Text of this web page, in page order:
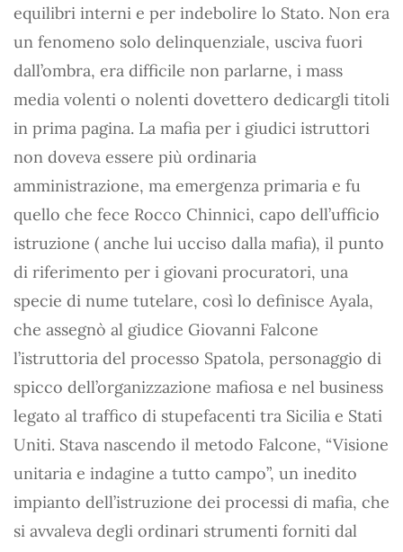
equilibri interni e per indebolire lo Stato. Non era
un fenomeno solo delinquenziale, usciva fuori
dall’ombra, era difficile non parlarne, i mass
media volenti o nolenti dovettero dedicargli titoli
in prima pagina. La mafia per i giudici istruttori
non doveva essere più ordinaria
amministrazione, ma emergenza primaria e fu
quello che fece Rocco Chinnici, capo dell’ufficio
istruzione ( anche lui ucciso dalla mafia), il punto
di riferimento per i giovani procuratori, una
specie di nume tutelare, così lo definisce Ayala,
che assegnò al giudice Giovanni Falcone
l’istruttoria del processo Spatola, personaggio di
spicco dell’organizzazione mafiosa e nel business
legato al traffico di stupefacenti tra Sicilia e Stati
Uniti. Stava nascendo il metodo Falcone, “Visione
unitaria e indagine a tutto campo”, un inedito
impianto dell’istruzione dei processi di mafia, che
si avvaleva degli ordinari strumenti forniti dal